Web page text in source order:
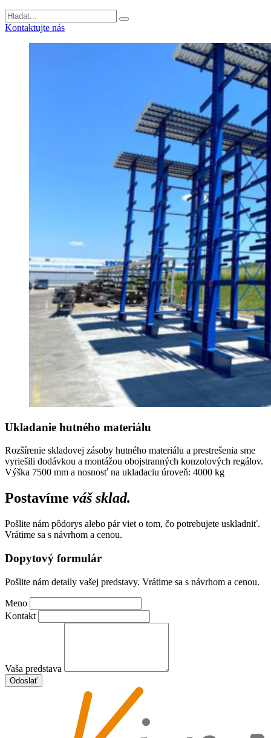
Vyhladavanie
Kontaktujte nás
Ukladanie hutného materiálu
Rozšírenie skladovej zásoby hutného materiálu a prestrešenia sme
vyriešili dodávkou a montážou obojstranných konzolových regálov.
Výška 7500 mm a nosnosť na ukladaciu úroveň: 4000 kg
Postavíme váš sklad.
Pošlite nám pôdorys alebo pár viet o tom, čo potrebujete uskladniť.
Vrátime sa s návrhom a cenou.
Dopytový formulár
Pošlite nám detaily vašej predstavy. Vrátime sa s návrhom a cenou.
Meno
Kontakt
Vaša predstava
Odoslať